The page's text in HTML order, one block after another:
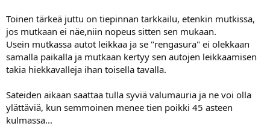
Toinen tärkeä juttu on tiepinnan tarkkailu, etenkin mutkissa,
jos mutkaan ei näe,niin nopeus sitten sen mukaan.
Usein mutkassa autot leikkaa ja se "rengasura" ei olekkaan
samalla paikalla ja mutkaan kertyy sen autojen leikkaamisen
takia hiekkavalleja ihan toisella tavalla.
Sateiden aikaan saattaa tulla syviä valumauria ja ne voi olla
ylättäviä, kun semmoinen menee tien poikki 45 asteen
kulmassa...